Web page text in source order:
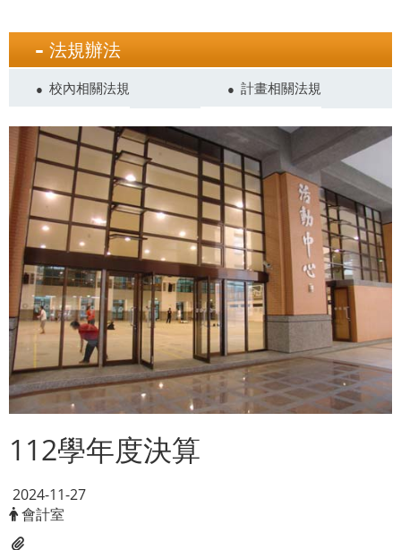
法規辦法
校內相關法規 計畫相關法規
112學年度決算
2024-11-27
會計室